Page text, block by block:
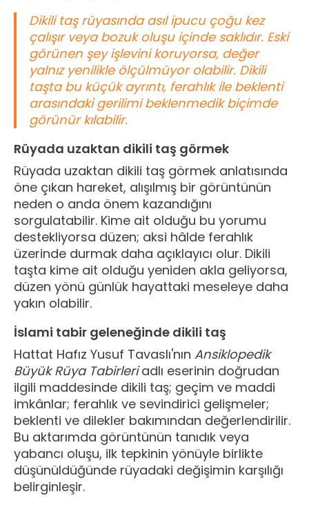
Dikili taş rüyasında asıl ipucu çoğu kez
çalışır veya bozuk oluşu içinde saklıdır. Eski
görünen şey işlevini koruyorsa, değer
yalnız yenilikle ölçülmüyor olabilir. Dikili
taşta bu küçük ayrıntı, ferahlık ile beklenti
arasındaki gerilimi beklenmedik biçimde
görünür kılabilir.
Rüyada uzaktan dikili taş görmek
Rüyada uzaktan dikili taş görmek anlatısında
öne çıkan hareket, alışılmış bir görüntünün
neden o anda önem kazandığını
sorgulatabilir. Kime ait olduğu bu yorumu
destekliyorsa düzen; aksi hâlde ferahlık
üzerinde durmak daha açıklayıcı olur. Dikili
taşta kime ait olduğu yeniden akla geliyorsa,
düzen yönü günlük hayattaki meseleye daha
yakın olabilir.
İslami tabir geleneğinde dikili taş
Hattat Hafız Yusuf Tavaslı'nın Ansiklopedik
Büyük Rüya Tabirleriadlı eserinin doğrudan
ilgili maddesinde dikili taş; geçim ve maddi
imkânlar; ferahlık ve sevindirici gelişmeler;
beklenti ve dilekler bakımından değerlendirilir.
Bu aktarımda görüntünün tanıdık veya
yabancı oluşu, ilk tepkinin yönüyle birlikte
düşünüldüğünde rüyadaki değişimin karşılığı
belirginleşir.